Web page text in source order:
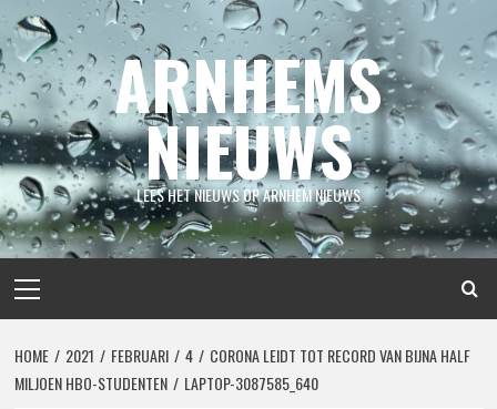
Spring
naar
inhoud
ARNHEMS
NIEUWS
LEES HET NIEUWS OP ARNHEM NIEUWS
menu
HOME 2021 FEBRUARI 4
CORONA LEIDT TOT RECORD VAN BIJNA HALF
MILJOEN HBO-STUDENTEN
LAPTOP-3087585_640